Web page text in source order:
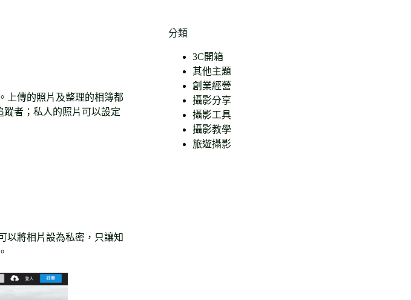
上傳的照片及整理的相簿都
者；私人的照片可以設定
以將相片設為私密，只讓知
到
分類
3C開箱
其他主題
創業經營
攝影分享
攝影工具
攝影教學
旅遊攝影